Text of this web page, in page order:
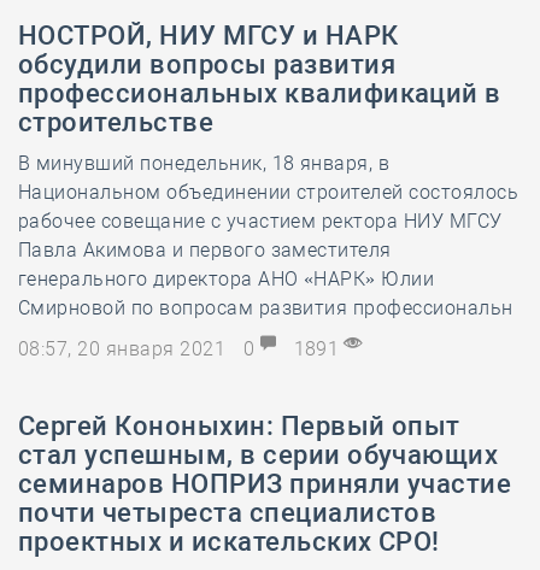
НОСТРОЙ, НИУ МГСУ и НАРК
обсудили вопросы развития
профессиональных квалификаций в
строительстве
В минувший понедельник, 18 января, в
Национальном объединении строителей состоялось
рабочее совещание с участием ректора НИУ МГСУ
Павла Акимова и первого заместителя
генерального директора АНО «НАРК» Юлии
Смирновой по вопросам развития профессиональн
08:57, 20 января 2021
0 1891
Сергей Кононыхин: Первый опыт
стал успешным, в серии обучающих
семинаров НОПРИЗ приняли участие
почти четыреста специалистов
проектных и искательских СРО!